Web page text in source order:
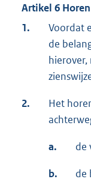
Artikel 6
1.
Voordat
de
2.
Het
a. de
b.
de